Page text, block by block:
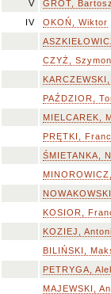
V
GROT,
IV
OKOŃ, Wiktor
CZYŻ, Szymon
KARCZEWSKI,
PAŹDZIOR,
MIELCAREK,
PRĘTKI,
ŚMIETANKA,
KOSIOR,
KOZIEJ,
BILIŃSKI,
PETRYGA,
MAJEWSKI,